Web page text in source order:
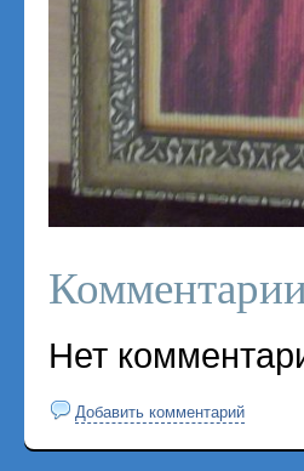
Нет
Добавить комментарий